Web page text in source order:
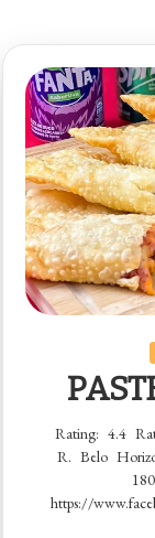
Rating: 4.4
R. Belo
https://